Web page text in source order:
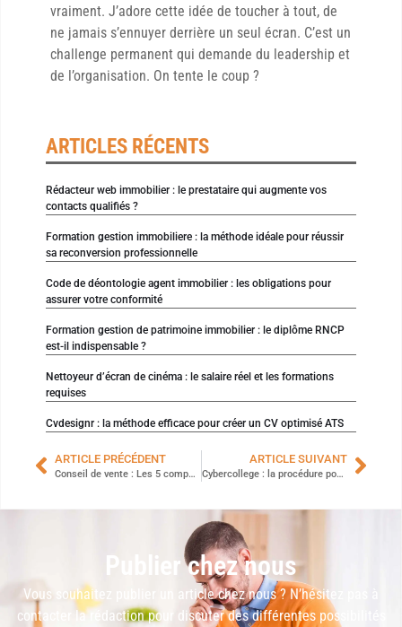
vraiment. J’adore cette idée de toucher à tout, de
ne jamais s’ennuyer derrière un seul écran. C’est un
challenge permanent qui demande du leadership et
de l’organisation. On tente le coup ?
ARTICLES RÉCENTS
Rédacteur web immobilier : le prestataire qui augmente vos
contacts qualifiés ?
Formation gestion immobiliere : la méthode idéale pour réussir
sa reconversion professionnelle
Code de déontologie agent immobilier : les obligations pour
assurer votre conformité
Formation gestion de patrimoine immobilier : le diplôme RNCP
est-il indispensable ?
Nettoyeur d’écran de cinéma : le salaire réel et les formations
requises
Cvdesignr : la méthode efficace pour créer un CV optimisé ATS
ARTICLE PRÉCÉDENT
Conseil de vente : Les 5 compétences clés pour ce métier dynamique
ARTICLE SUIVANT
Cybercollege : la procédure pour accéder facilement au portail de la Loire
Publier chez nous
Vous souhaitez publier un article chez nous ? N’hésitez pas à
contacter la rédaction pour discuter des différentes possibilités